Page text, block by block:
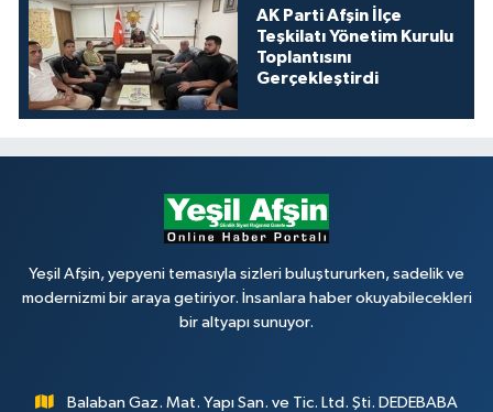
AK Parti Afşin İlçe
Teşkilatı Yönetim Kurulu
Toplantısını
Gerçekleştirdi
Yeşil Afşin, yepyeni temasıyla sizleri buluştururken, sadelik ve
modernizmi bir araya getiriyor. İnsanlara haber okuyabilecekleri
bir altyapı sunuyor.
Balaban Gaz. Mat. Yapı San. ve Tic. Ltd. Şti. DEDEBABA